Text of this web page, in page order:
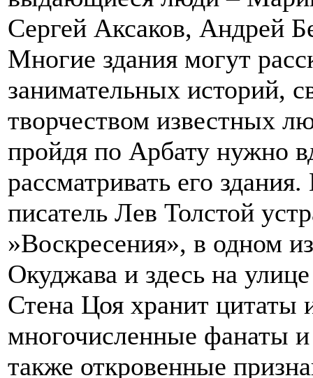
Сергей Аксаков, Андрей
Многие здания могут
занимательных историй,
творчеством известных
пройдя по Арбату нужно
рассматривать его
писатель Лев Толстой
»Воскресения», в одном
Окуджава и здесь на
Стена Цоя хранит цитаты
многочисленные фанаты
также откровенные